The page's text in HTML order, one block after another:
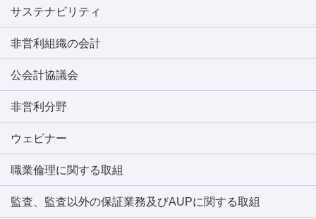
サステナビリティ
非営利組織の会計
公会計協議会
非営利分野
ウェビナー
職業倫理に関する取組
監査、監査以外の保証業務及びAUPに関する取組